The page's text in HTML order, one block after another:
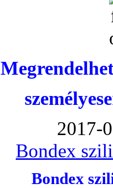
2017-
Bondex
Bondex